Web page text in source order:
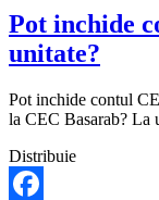
la
Pot inchide
unitate?
Pot inchide contul
la CEC Basarab? La
Distribuie